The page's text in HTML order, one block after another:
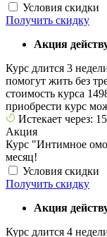
Условия скидки
Получить скидку
Акция
Курс длится 3
помогут жить без
стоимость курса
приобрести курс
Истекает через:
Акция
Курс "Интимное
месяц!
Условия скидки
Получить скидку
Акция
Курс длится 4